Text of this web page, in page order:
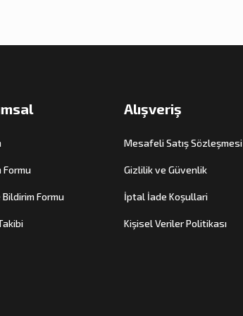
Formu
Formu
Alışveriş
Mesafeli Satış Sözleşmesi
Gizlilik ve Güvenlik
İptal İade Koşullari
Kişisel Veriler Politikası